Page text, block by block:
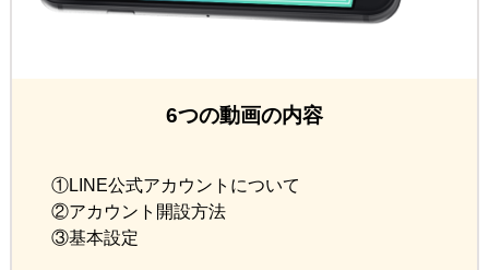
6つの動画の内容
①LINE公式アカウントについて
②アカウント開設方法
③基本設定